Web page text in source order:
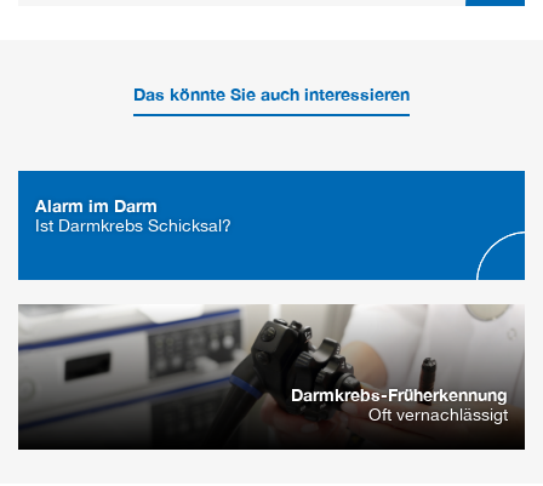
Das könnte Sie auch interessieren
Alarm im Darm
Ist Darmkrebs Schicksal?
Darmkrebs-Früherkennung
Oft vernachlässigt